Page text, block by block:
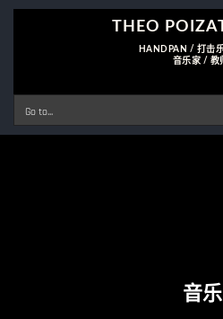
Skip
Go to...
音乐